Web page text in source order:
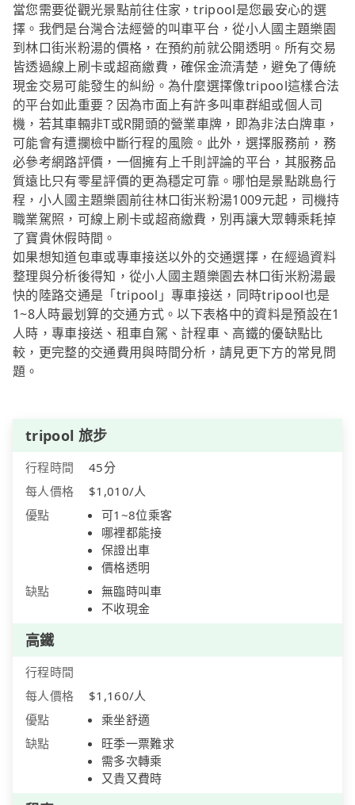
當您需要從觀光景點前往住家，tripool是您最安心的選
擇。我們是台灣合法經營的叫車平台，從小人國主題樂園
到林口街米粉湯的價格，在預約前就公開透明。所有交易
皆透過線上刷卡或超商繳費，確保金流清楚，避免了傳統
現金交易可能發生的糾紛。為什麼選擇像tripool這樣合法
的平台如此重要？因為市面上有許多叫車群組或個人司
機，若其車輛非T或R開頭的營業車牌，即為非法白牌車，
可能會有遭攔檢中斷行程的風險。此外，選擇服務前，務
必參考網路評價，一個擁有上千則評論的平台，其服務品
質遠比只有零星評價的更為穩定可靠。哪怕是景點跳島行
程，小人國主題樂園前往林口街米粉湯1009元起，司機持
職業駕照，可線上刷卡或超商繳費，別再讓大眾轉乘耗掉
了寶貴休假時間。
如果想知道包車或專車接送以外的交通選擇，在經過資料
整理與分析後得知，從小人國主題樂園去林口街米粉湯最
快的陸路交通是「tripool」專車接送，同時tripool也是
1~8人時最划算的交通方式。以下表格中的資料是預設在1
人時，專車接送、租車自駕、計程車、高鐵的優缺點比
較，更完整的交通費用與時間分析，請見更下方的常見問
題。
tripool 旅步
行程時間
45分
每人價格
$1,010/人
優點
可1~8位乘客
哪裡都能接
保證出車
價格透明
缺點
無臨時叫車
不收現金
高鐵
行程時間
每人價格
$1,160/人
優點
乘坐舒適
缺點
旺季一票難求
需多次轉乘
又貴又費時